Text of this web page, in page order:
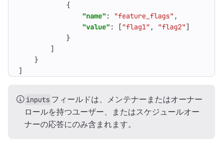
{
"name" : "feature_flags" ,
"value" : ["flag1" , "flag2"]
}
]
}
]
inputs フィールドは、メンテナーまたはオーナー
ロールを持つユーザー、またはスケジュールオー
ナーの応答にのみ含まれます。